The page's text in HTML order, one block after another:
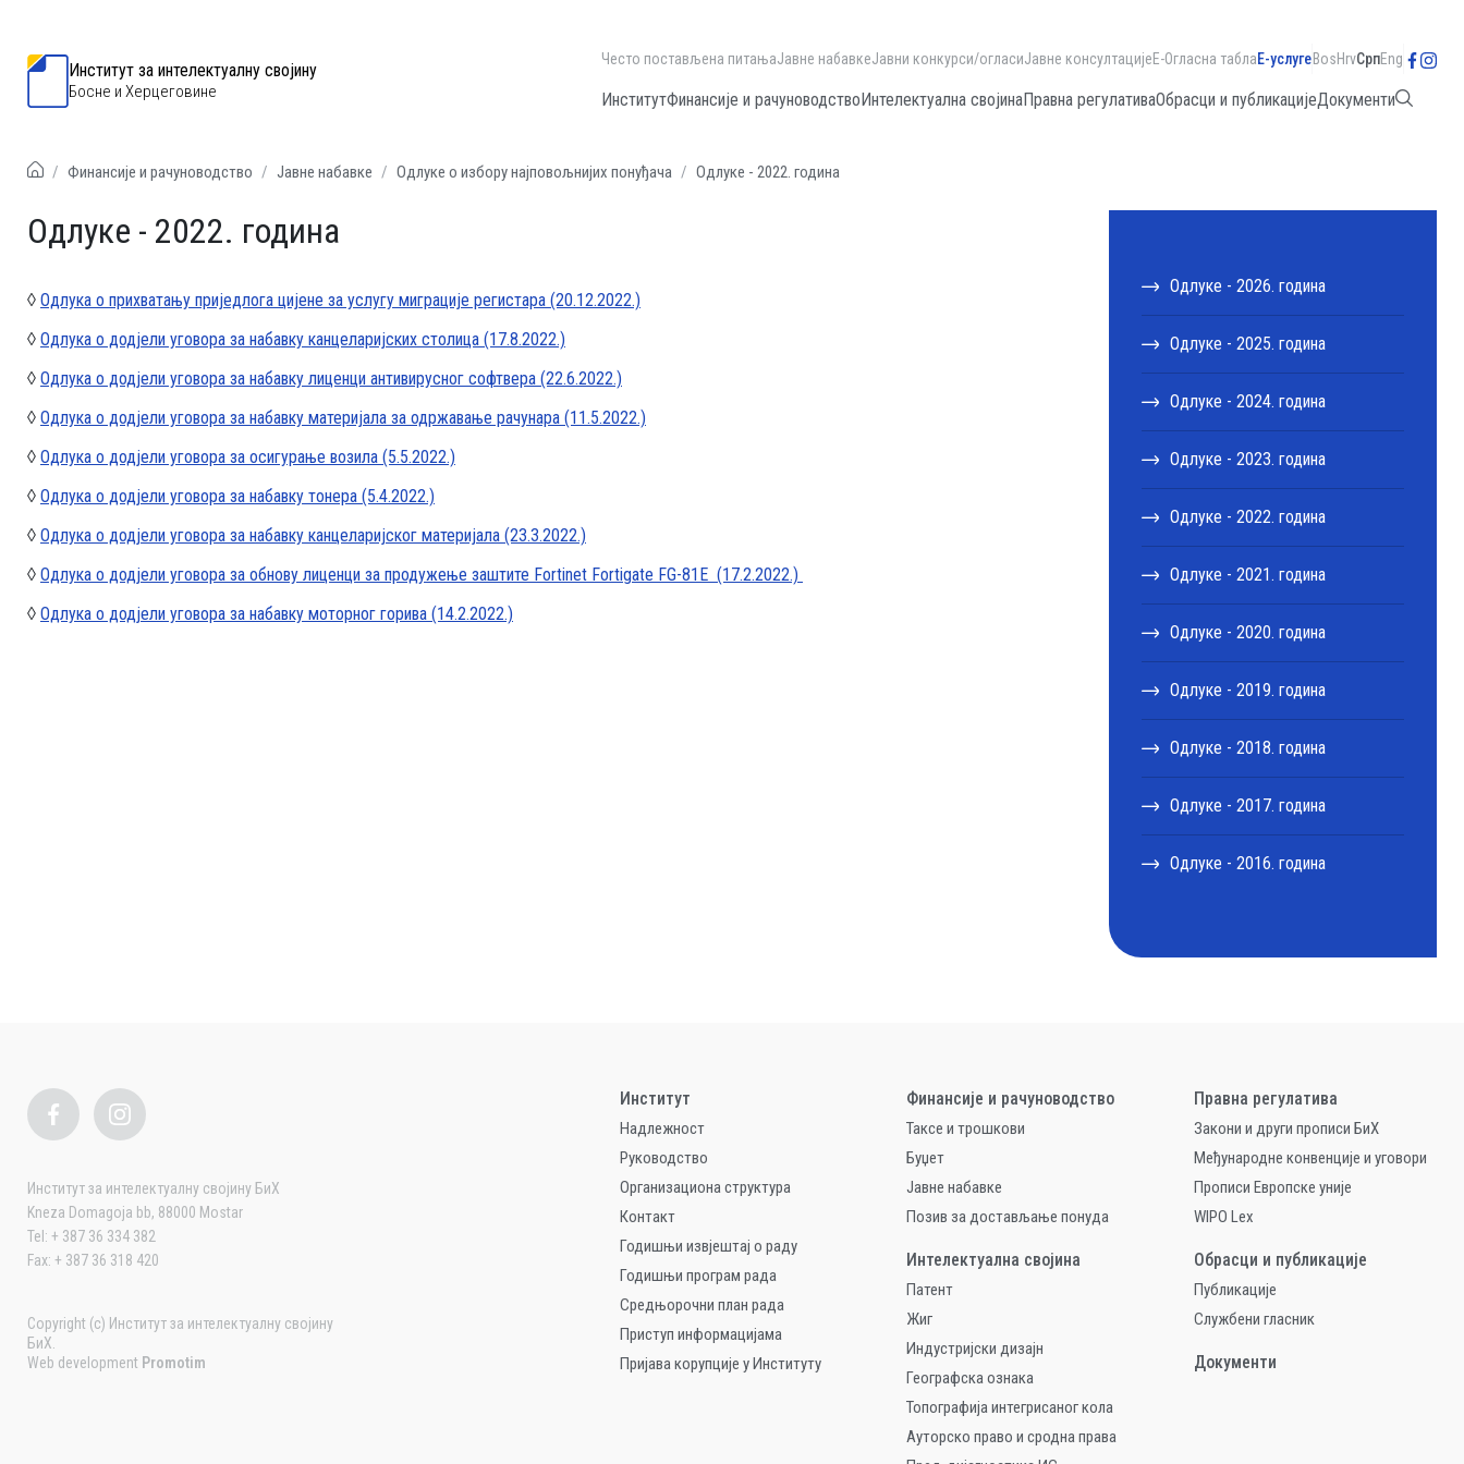
Институт за интелектуалну својину
Босне и Херцеговине
Често постављена питањаЈавне набавкеЈавни конкурси/огласиЈавне консултацијеЕ-Огласна таблаЕ-услугеBosHrvСрпEng
ИнститутФинансије и рачуноводствоИнтелектуална својинаПравна регулативаОбрасци и публикацијеДокументи
Финансије и рачуноводство Jавне набавке Одлуке о избору најповољнијих понуђача Одлуке - 2022. година
Одлуке - 2022. година
◊ Одлука о прихватању приједлога цијене за услугу миграције регистара (20.12.2022.)
◊ Одлука о додјели уговора за набавку канцеларијских столица (17.8.2022.)
◊ Одлука о додјели уговора за набавку лиценци антивирусног софтвера (22.6.2022.)
◊ Одлука о додјели уговора за набавку материјала за одржавање рачунара (11.5.2022.)
◊ Одлука о додјели уговора за осигурање возила (5.5.2022.)
◊ Одлука о додјели уговора за набавку тонера (5.4.2022.)
◊ Одлука о додјели уговора за набавку канцеларијског материјала (23.3.2022.)
◊ Одлука о додјели уговора за обнову лиценци за продужење заштите Fortinet Fortigate FG-81E (17.2.2022.)
◊ Одлука о додјели уговора за набавку моторног горива (14.2.2022.)
Одлуке - 2026. година
Одлуке - 2025. година
Одлуке - 2024. година
Одлуке - 2023. година
Одлуке - 2022. година
Одлуке - 2021. година
Одлуке - 2020. година
Одлуке - 2019. година
Одлуке - 2018. година
Одлуке - 2017. година
Одлуке - 2016. година
Институт за интелектуалну својину БиХ
Kneza Domagoja bb, 88000 Mostar
Tel: + 387 36 334 382
Fax: + 387 36 318 420
Copyright (c) Институт за интелектуалну својину
БиХ.
Web development Promotim
Институт
Надлежност
Руководство
Организациона структура
Контакт
Годишњи извјештај о раду
Годишњи програм рада
Средњорочни план рада
Приступ информацијама
Пријава корупције у Институту
Финансије и рачуноводство
Таксе и трошкови
Буџет
Jавне набавке
Позив за достављање понуда
Интелектуална својина
Патент
Жиг
Индустријски дизајн
Географска ознака
Топографија интегрисаног кола
Ауторско право и сродна права
Правна регулатива
Закони и други прописи БиХ
Међународне конвенције и уговори
Прописи Европске уније
WIPO Lex
Обрасци и публикације
Публикације
Службени гласник
Документи